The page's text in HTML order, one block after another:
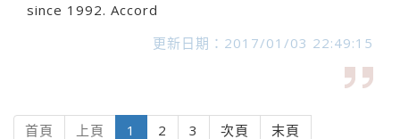
since 1992. Accord
更新日期：2017/01/03 22:49:15
首頁 上頁 1 (current)
2 3 次頁
末頁